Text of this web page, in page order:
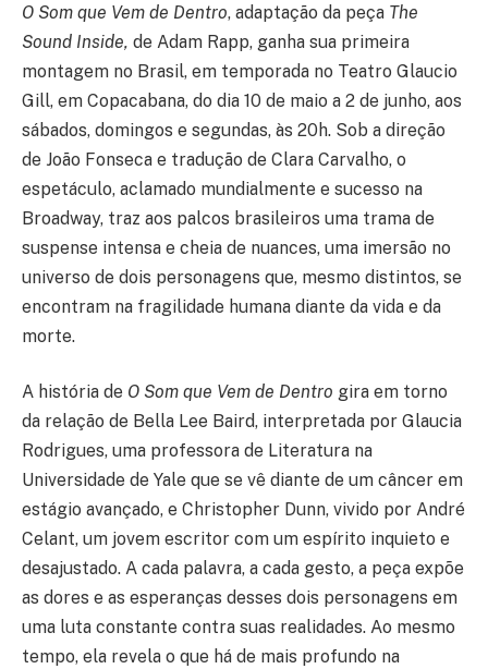
O Som que Vem de Dentro, adaptação da peça The
Sound Inside, de Adam Rapp, ganha sua primeira
montagem no Brasil, em temporada no Teatro Glaucio
Gill, em Copacabana, do dia 10 de maio a 2 de junho, aos
sábados, domingos e segundas, às 20h. Sob a direção
de João Fonseca e tradução de Clara Carvalho, o
espetáculo, aclamado mundialmente e sucesso na
Broadway, traz aos palcos brasileiros uma trama de
suspense intensa e cheia de nuances, uma imersão no
universo de dois personagens que, mesmo distintos, se
encontram na fragilidade humana diante da vida e da
morte.
A história de O Som que Vem de Dentro gira em torno
da relação de Bella Lee Baird, interpretada por Glaucia
Rodrigues, uma professora de Literatura na
Universidade de Yale que se vê diante de um câncer em
estágio avançado, e Christopher Dunn, vivido por André
Celant, um jovem escritor com um espírito inquieto e
desajustado. A cada palavra, a cada gesto, a peça expõe
as dores e as esperanças desses dois personagens em
uma luta constante contra suas realidades. Ao mesmo
tempo, ela revela o que há de mais profundo na